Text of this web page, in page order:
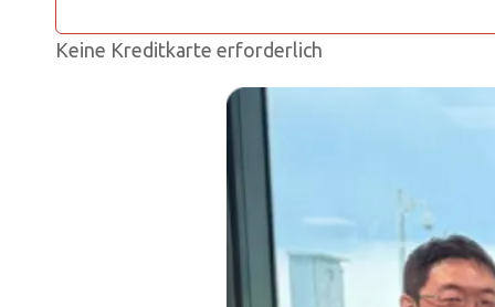
Keine Kreditkarte erforderlich